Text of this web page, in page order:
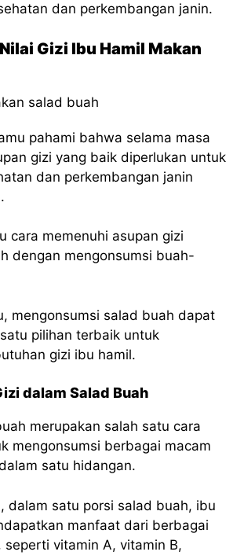
dan perkembangan janin.
Gizi Ibu Hamil Makan
pahami bahwa selama masa
gizi yang baik diperlukan untuk
dan perkembangan janin
cara memenuhi asupan gizi
dengan mengonsumsi buah-
mengonsumsi salad buah dapat
pilihan terbaik untuk
gizi ibu hamil.
dalam Salad Buah
merupakan salah satu cara
mengonsumsi berbagai macam
satu hidangan.
dalam satu porsi salad buah, ibu
manfaat dari berbagai
seperti vitamin A, vitamin B,